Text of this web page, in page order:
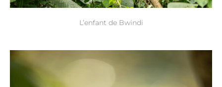
L’enfant de Bwindi